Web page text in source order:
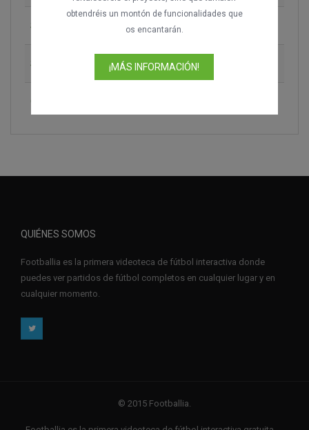
São Paulo FC vs. River Plate
SC Corinthians vs. São Paulo FC
QUIÉNES SOMOS
Footballia es la primera videoteca de fútbol interactiva donde
puedes ver partidos de fútbol completos en cualquier lugar y en
cualquier momento.
© 2015 Footballia.
obtendréis un montón de funcionalidades que
os encantarán.
¡MÁS INFORMACIÓN!